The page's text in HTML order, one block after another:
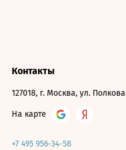
Контакты
127018, г. Москва, ул.
На карте
+7 495 956-34-58